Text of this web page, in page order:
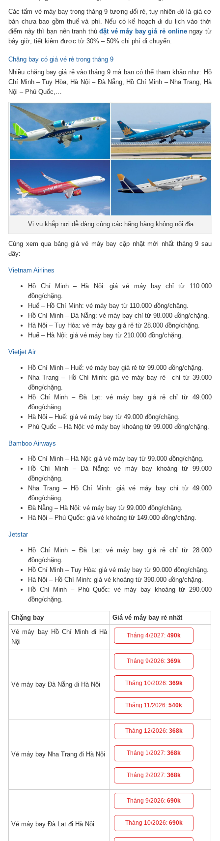
Các tấm vé máy bay trong tháng 9 tương đối rẻ, tuy nhiên đó là giá cơ
bản chưa bao gồm thuế và phí. Nếu có kế hoạch đi du lịch vào thời
điểm này thì bạn nên tranh thủđặt vé máy bay giá rẻ onlinengay từ
bây giờ, tiết kiệm được từ 30% – 50% chi phí di chuyển.
Chặng bay có giá vé rẻ trong tháng 9
Nhiều chặng bay giá rẻ vào tháng 9 mà bạn có thể tham khảo như: Hồ
Chí Minh – Tuy Hòa, Hà Nội – Đà Nẵng, Hồ Chí Minh – Nha Trang, Hà
Nội – Phú Quốc,…
Vi vu khắp nơi dễ dàng cùng các hãng hàng không nội địa
Cùng xem qua bảng giá vé máy bay cập nhật mới nhất tháng 9 sau
đây:
Vietnam Airlines
Hồ Chí Minh – Hà Nội: giá vé máy bay chỉ từ 110.000
đồng/chặng.
Huế – Hồ Chí Minh: vé máy bay từ 110.000 đồng/chặng.
Hồ Chí Minh – Đà Nẵng: vé máy bay chỉ từ 98.000 đồng/chặng.
Hà Nội – Tuy Hòa: vé máy bay giá rẻ từ 28.000 đồng/chặng.
Huế – Hà Nội: giá vé máy bay từ 210.000 đồng/chặng.
Vietjet Air
Hồ Chí Minh – Huế: vé máy bay giá rẻ từ 99.000 đồng/chặng.
Nha Trang – Hồ Chí Minh: giá vé máy bay rẻ chỉ từ 39.000
đồng/chặng.
Hồ Chí Minh – Đà Lạt: vé máy bay giá rẻ chỉ từ 49.000
đồng/chặng.
Hà Nội – Huế: giá vé máy bay từ 49.000 đồng/chặng.
Phú Quốc – Hà Nội: vé máy bay khoảng từ 99.000 đồng/chặng.
Bamboo Airways
Hồ Chí Minh – Hà Nội: giá vé máy bay từ 99.000 đồng/chặng.
Hồ Chí Minh – Đà Nẵng: vé máy bay khoảng từ 99.000
đồng/chặng.
Nha Trang – Hồ Chí Minh: giá vé máy bay chỉ từ 49.000
đồng/chặng.
Đà Nẵng – Hà Nội: vé máy bay từ 99.000 đồng/chặng.
Hà Nội – Phú Quốc: giá vé khoảng từ 149.000 đồng/chặng.
Jetstar
Hồ Chí Minh – Đà Lạt: vé máy bay giá rẻ chỉ từ 28.000
đồng/chặng.
Hồ Chí Minh – Tuy Hòa: giá vé máy bay từ 90.000 đồng/chặng.
Hà Nội – Hồ Chí Minh: giá vé khoảng từ 390.000 đồng/chặng.
Hồ Chí Minh – Phú Quốc: vé máy bay khoảng từ 290.000
đồng/chặng.
Chặng bay
Giá vé máy bay rẻ nhất
Vé máy bay Hồ Chí Minh đi Hà
Nội
Tháng 4/2027:490k
Vé máy bay Đà Nẵng đi Hà Nội
Tháng 9/2026:369k
Tháng 10/2026: 369k
Tháng 11/2026:540k
Vé máy bay Nha Trang đi Hà Nội
Tháng 12/2026: 368k
Tháng 1/2027:368k
Tháng 2/2027:368k
Vé máy bay Đà Lạt đi Hà Nội
Tháng 9/2026:690k
Tháng 10/2026: 690k